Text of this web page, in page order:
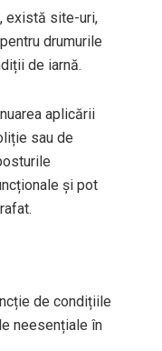
există site-uri,
drumurile
de iarnă.
aplicării
sau de
și pot
de condițiile
neesențiale în